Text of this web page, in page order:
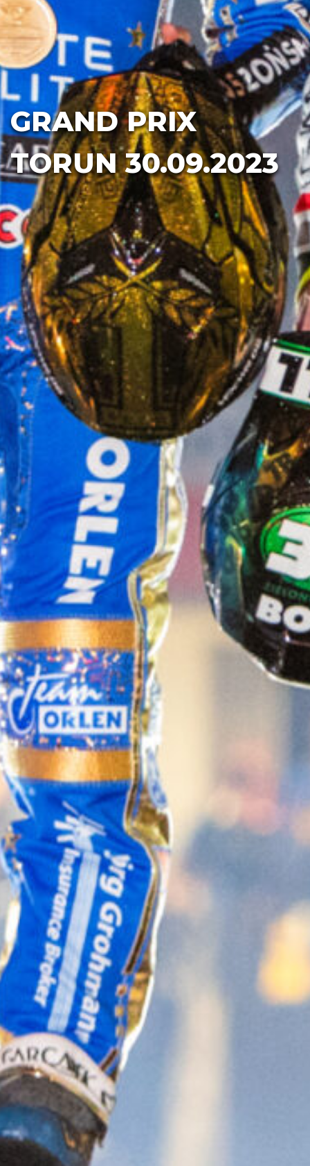
GRAND PRIX
TORUN 30.09.2023